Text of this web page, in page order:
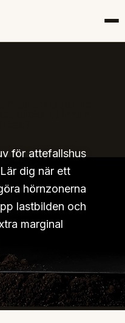
för attefallshus
dig när ett
hörnzonerna
lastbilden och
marginal